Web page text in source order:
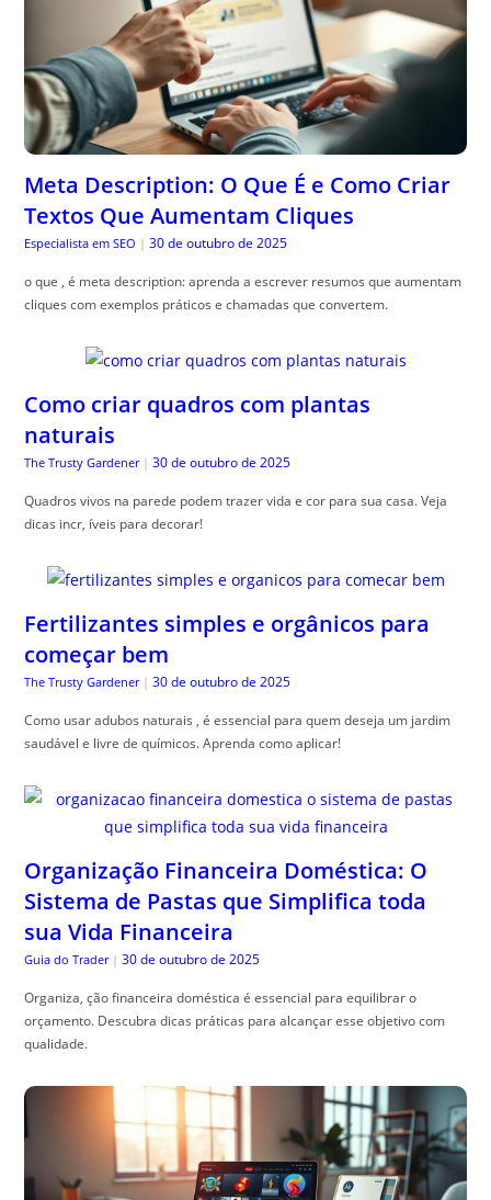
Meta Description: O Que É e Como Criar
Textos Que Aumentam Cliques
Especialista em SEO | 30 de outubro de 2025
o que , é meta description: aprenda a escrever resumos que aumentam
cliques com exemplos práticos e chamadas que convertem.
Como criar quadros com plantas
naturais
The Trusty Gardener | 30 de outubro de 2025
Quadros vivos na parede podem trazer vida e cor para sua casa. Veja
dicas incr, íveis para decorar!
Fertilizantes simples e orgânicos para
começar bem
The Trusty Gardener | 30 de outubro de 2025
Como usar adubos naturais , é essencial para quem deseja um jardim
saudável e livre de químicos. Aprenda como aplicar!
Organização Financeira Doméstica: O
Sistema de Pastas que Simplifica toda
sua Vida Financeira
Guia do Trader | 30 de outubro de 2025
Organiza, ção financeira doméstica é essencial para equilibrar o
orçamento. Descubra dicas práticas para alcançar esse objetivo com
qualidade.